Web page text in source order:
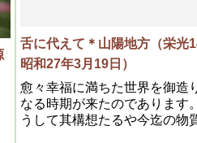
舌に代えて＊山陽地方（栄光
昭和27年3月19日）
愈々幸福に満ちた世界を御造
なる時期が来たのであります
うして其構想たるや今迄の物